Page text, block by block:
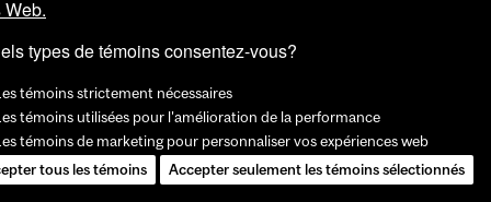
types de témoins consentez-vous?
témoins strictement nécessaires
témoins utilisées pour l'amélioration de la performance
témoins de marketing pour personnaliser vos expériences web
tous les témoins
Accepter seulement les témoins sélectionnés